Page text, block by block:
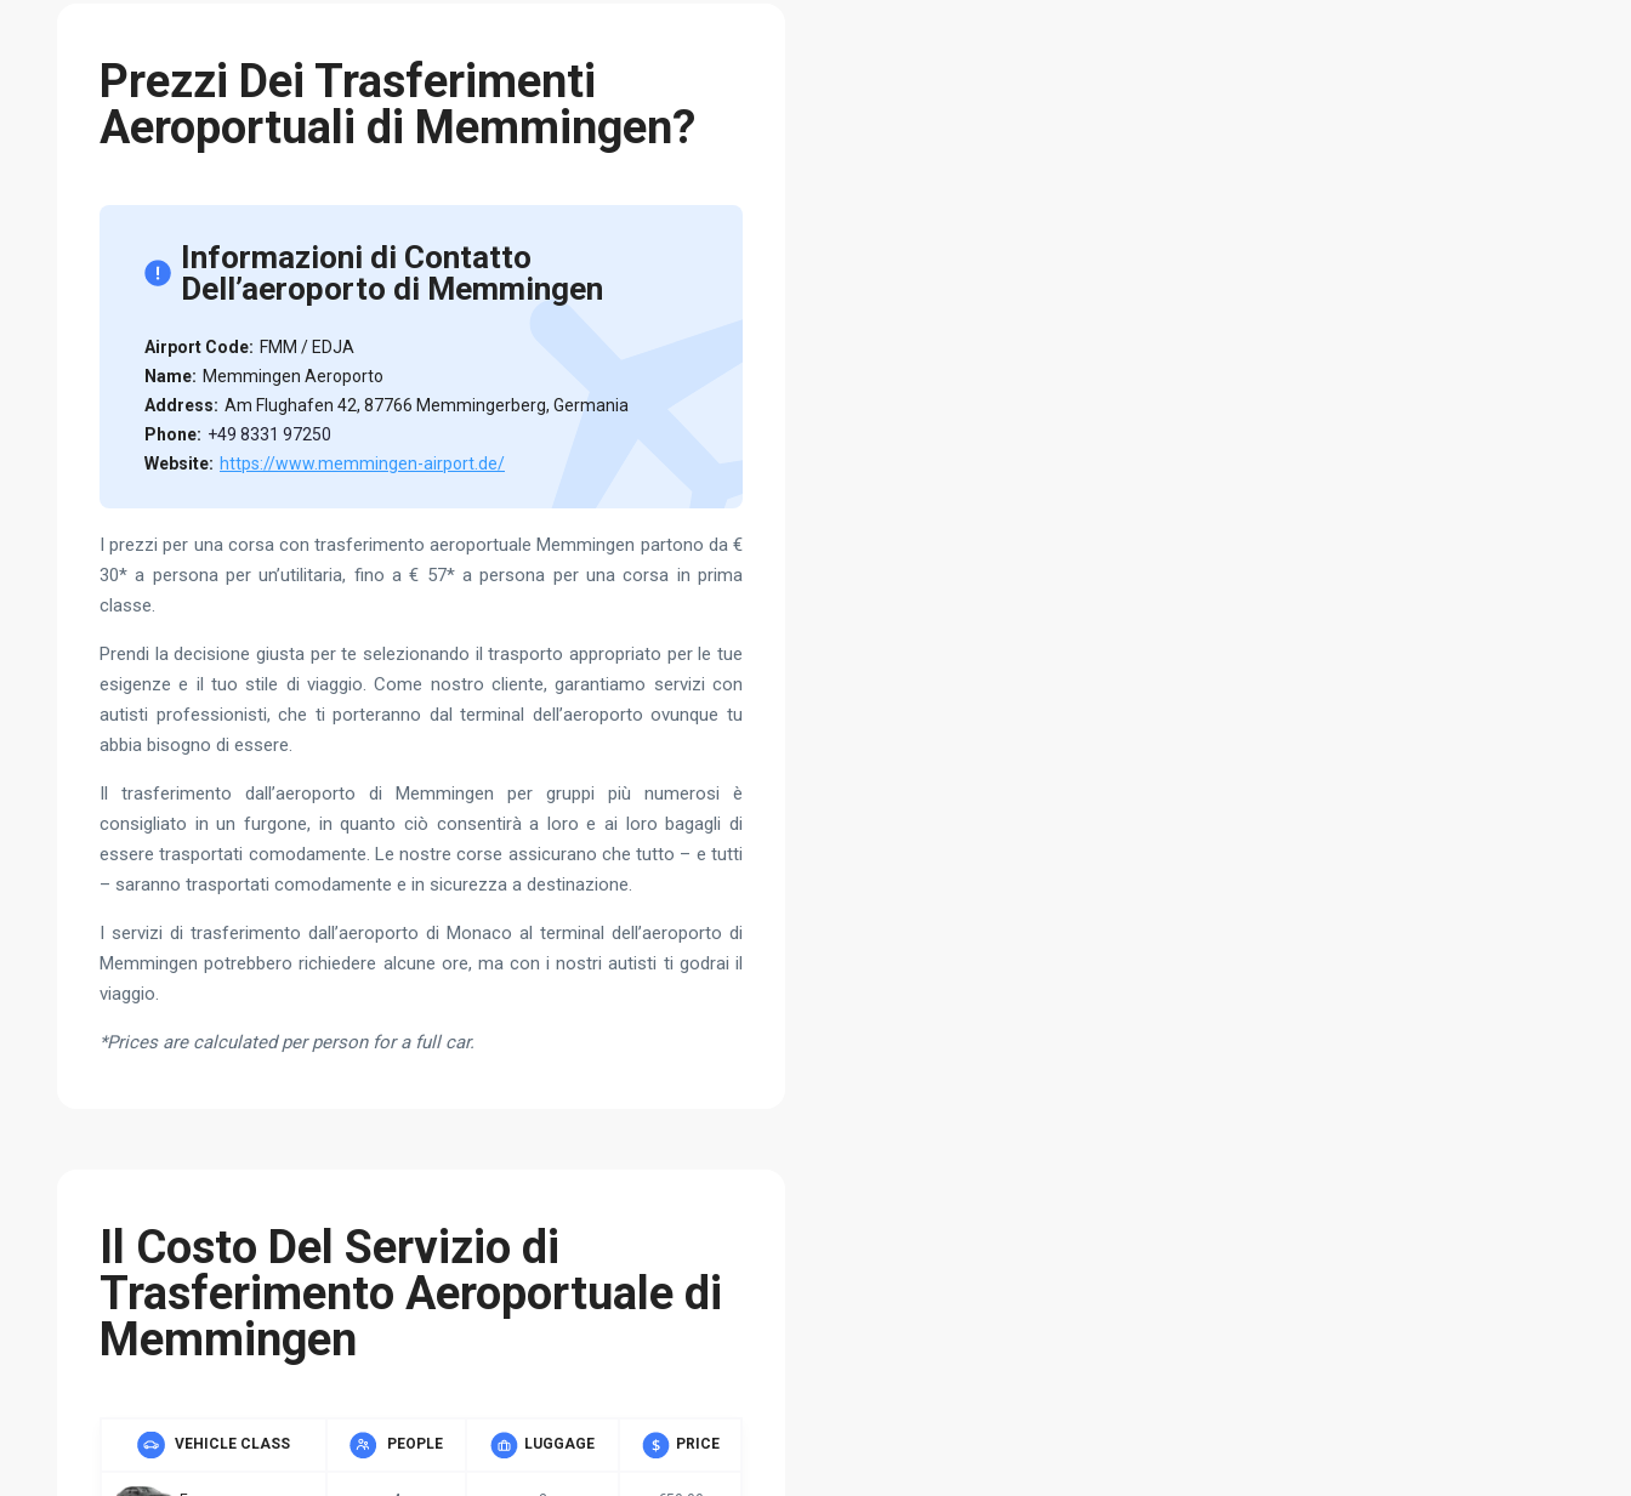
Prezzi Dei Trasferimenti
Aeroportuali di Memmingen?
Informazioni di Contatto
Dell’aeroporto di Memmingen
Airport Code: FMM / EDJA
Name: Memmingen Aeroporto
Address: Am Flughafen 42, 87766 Memmingerberg, Germania
Phone: +49 8331 97250
Website: https://www.memmingen-airport.de/
I prezzi per una corsa con trasferimento aeroportuale Memmingen partono da €
30* a persona per un’utilitaria, fino a € 57* a persona per una corsa in prima
classe.
Prendi la decisione giusta per te selezionando il trasporto appropriato per le tue
esigenze e il tuo stile di viaggio. Come nostro cliente, garantiamo servizi con
autisti professionisti, che ti porteranno dal terminal dell’aeroporto ovunque tu
abbia bisogno di essere.
Il trasferimento dall’aeroporto di Memmingen per gruppi più numerosi è
consigliato in un furgone, in quanto ciò consentirà a loro e ai loro bagagli di
essere trasportati comodamente. Le nostre corse assicurano che tutto – e tutti
– saranno trasportati comodamente e in sicurezza a destinazione.
I servizi di trasferimento dall’aeroporto di Monaco al terminal dell’aeroporto di
Memmingen potrebbero richiedere alcune ore, ma con i nostri autisti ti godrai il
viaggio.
*Prices are calculated per person for a full car.
Il Costo Del Servizio di
Trasferimento Aeroportuale di
Memmingen
VEHICLE CLASS PEOPLE LUGGAGE PRICE